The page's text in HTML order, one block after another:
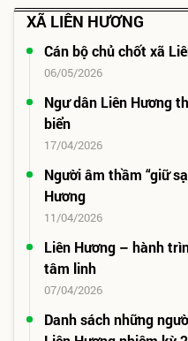
XÃ LIÊN HƯƠNG
Cán bộ chủ chốt xã
06/05/2026
Ngư dân Liên Hương
biển
17/04/2026
Người âm thầm “giữ
Hương
11/04/2026
Liên Hương – hành
tâm linh
07/04/2026
Danh sách những